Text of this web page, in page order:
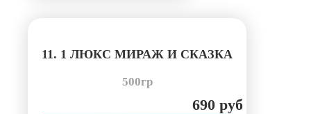
11. 1 ЛЮКС МИРАЖ И СКАЗКА
500гр
690 руб